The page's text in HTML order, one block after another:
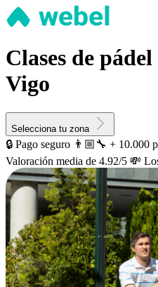
Clases de
Vigo
Selecciona tu zona
🔒 Pago seguro 👨🏼‍🔧 + 10.000
Valoración media de 4.92/5 💸